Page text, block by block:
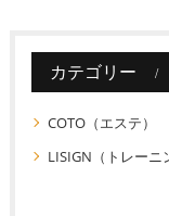
カテゴリー
COTO（エステ）
LISIGN（トレーニ